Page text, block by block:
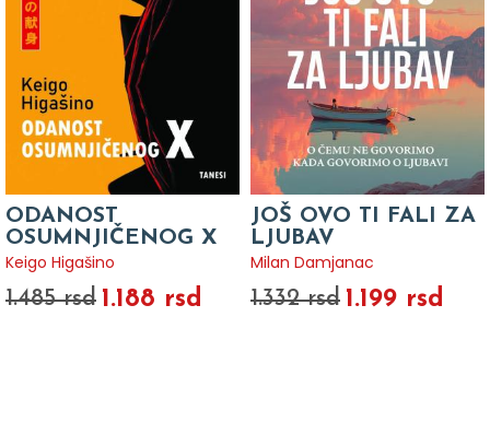
ODANOST
OSUMNJIČENOG X
Keigo Higašino
1.485 rsd 1.188 rsd
JOŠ OVO TI FALI ZA
LJUBAV
Milan Damjanac
1.332 rsd 1.199 rsd